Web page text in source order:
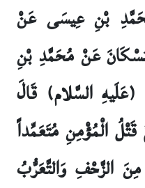
بْنِ عِيسَى عَنْ
عَنْ مُحَمَّدِ بْنِ
السَّلام) قَالَ
الْمُؤْمِنِ مُتَعَمِّداً
الزَّحْفِ وَالتَّعَرُّبُ